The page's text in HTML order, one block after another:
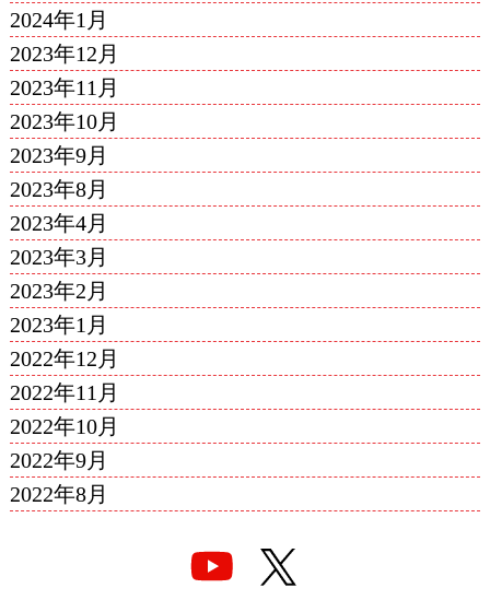
2024年1月
2023年12月
2023年11月
2023年10月
2023年9月
2023年8月
2023年4月
2023年3月
2023年2月
2023年1月
2022年12月
2022年11月
2022年10月
2022年9月
2022年8月